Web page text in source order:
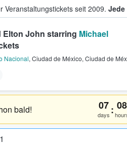
Veranstaltungstickets seit 2009.
kaufen & verkaufen
Elton John starring Michael
Nacional, Ciudad de México, Ciudad de
bald! 07
days : 08